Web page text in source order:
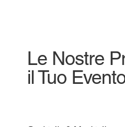
Le Nostre
il Tuo